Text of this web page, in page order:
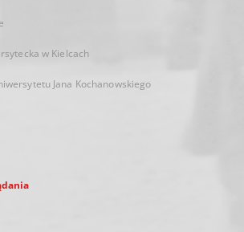
w Kielcach
Jana Kochanowskiego